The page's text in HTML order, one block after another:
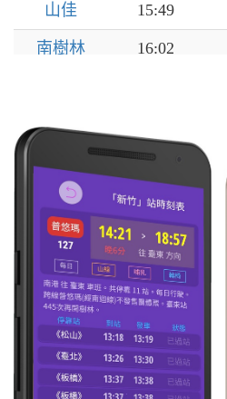
山佳 15:49
南樹林 16:02
浮洲
板橋 16:13
萬華 16:18
臺北 16:24
松山 16:32
南港
汐科 16:41
汐止 16:44